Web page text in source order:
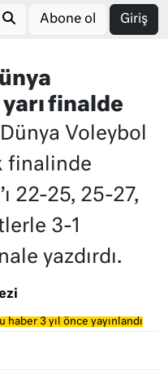
Abone ol Giriş
yarı finalde
Voleybol
finalinde
22-25, 25-27,
3-1
yazdırdı.
haber 3 yıl önce yayınlandı